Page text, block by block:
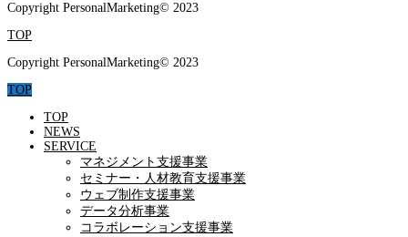
Copyright PersonalMarketing© 2023
TOP
Copyright PersonalMarketing© 2023
TOP
TOP
NEWS
SERVICE
マネジメント支援事業
セミナー・人材教育支援事業
ウェブ制作支援事業
データ分析事業
コラボレーション支援事業